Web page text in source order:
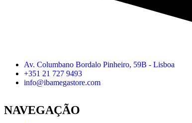
Av. Columbano Bordalo Pinheiro, 59B - Lisboa
+351 21 727 9493
info@ibamegastore.com
NAVEGAÇÃO